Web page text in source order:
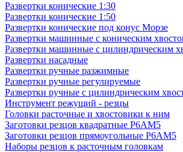
Развертки конические 1:30
Развертки конические 1:50
Развертки конические под конус Морзе
Развертки машинные с коническим
Развертки машинные с цилиндрическим
Развертки насадные
Развертки ручные разжимные
Развертки ручные регулируемые
Развертки ручные с цилиндрическим
Инструмент режущий - резцы
Головки расточные и хвостовики к ним
Заготовки резцов квадратные Р6АМ5
Заготовки резцов прямоугольные Р6АМ5
Наборы резцов к расточным головкам